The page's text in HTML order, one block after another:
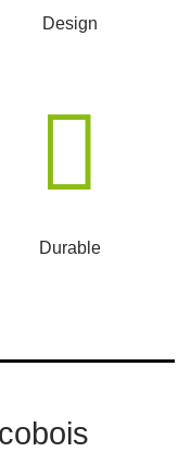
Design
Durable